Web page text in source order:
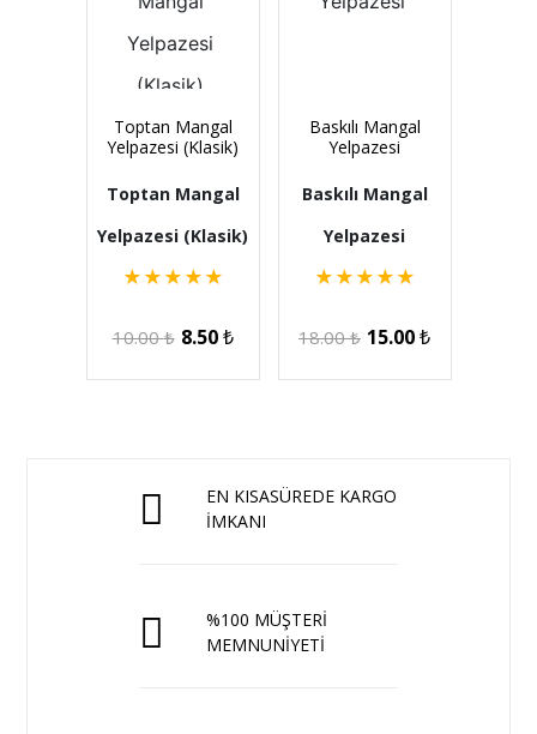
Toptan Mangal
Yelpazesi (Klasik)
Toptan Mangal
Yelpazesi (Klasik)
★ ★ ★ ★ ★
10.00₺ 8.50₺
Baskılı Mangal
Yelpazesi
Baskılı Mangal
Yelpazesi
★ ★ ★ ★ ★
18.00₺ 15.00₺
EN KISASÜREDE KARGO
İMKANI
%100 MÜŞTERİ
MEMNUNİYETİ